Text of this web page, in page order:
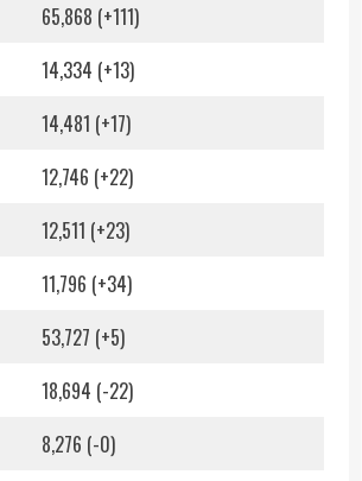
65,868 (+111)
14,334 (+13)
14,481 (+17)
12,746 (+22)
12,511 (+23)
11,796 (+34)
53,727 (+5)
18,694 (-22)
8,276 (-0)